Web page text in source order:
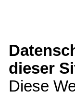
dieser
Diese